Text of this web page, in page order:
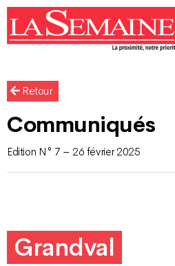
Retour
Communiqués
Edition N° 7 – 26 février 2025
Grandval